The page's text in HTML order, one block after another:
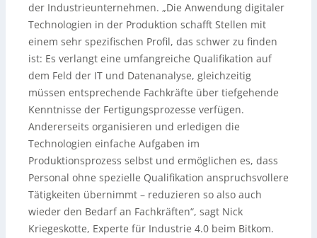
der Industrieunternehmen. „Die Anwendung digitaler
Technologien in der Produktion schafft Stellen mit
einem sehr spezifischen Profil, das schwer zu finden
ist: Es verlangt eine umfangreiche Qualifikation auf
dem Feld der IT und Datenanalyse, gleichzeitig
müssen entsprechende Fachkräfte über tiefgehende
Kenntnisse der Fertigungsprozesse verfügen.
Andererseits organisieren und erledigen die
Technologien einfache Aufgaben im
Produktionsprozess selbst und ermöglichen es, dass
Personal ohne spezielle Qualifikation anspruchsvollere
Tätigkeiten übernimmt – reduzieren so also auch
wieder den Bedarf an Fachkräften“, sagt Nick
Kriegeskotte, Experte für Industrie 4.0 beim Bitkom.